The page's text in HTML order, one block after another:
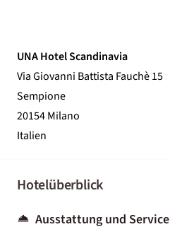
UNA Hotel Scandinavia
Via Giovanni Battista Fauchè 15
Sempione
20154 Milano
Italien
Hotelüberblick
Ausstattung und Service